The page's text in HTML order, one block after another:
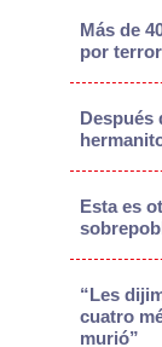
Más de
por
Después
Esta es
“Les
cuatro
murió”